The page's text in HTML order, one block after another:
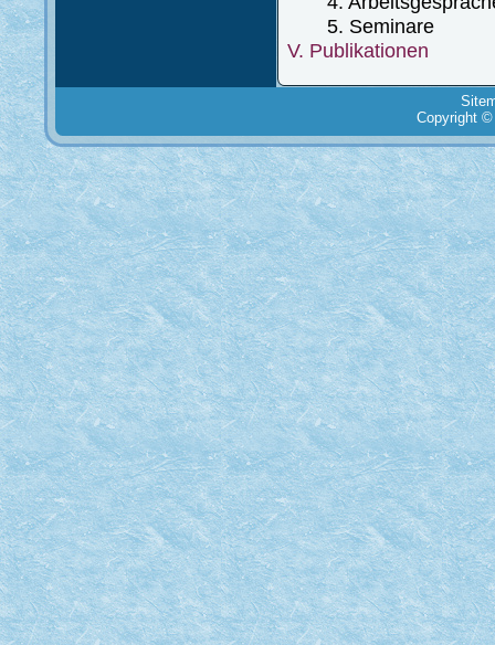
5. Seminare
V. Publikationen
Copyright ©